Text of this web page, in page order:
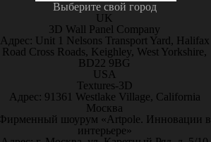
Выберите свой город
UK
3D Wall Panel Company
Адрес: Unit 1 Nelsons Transport Yard, Halifax
Road Cross Roads, Keighley, West Yorkshire,
BD22 9BG
USA
Textures-3D
Адрес: 91361 Westlake Village, California
Москва
шоурум «Artpole. Инновации в
интерьере»